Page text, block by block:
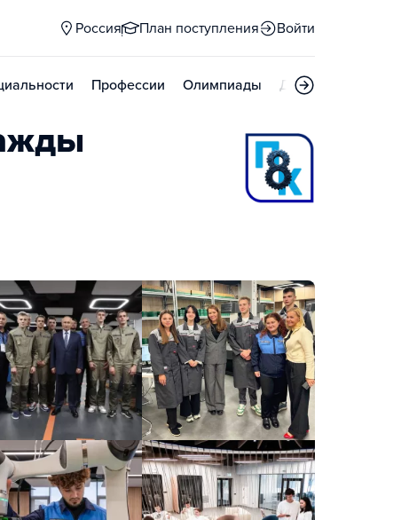
Россия План поступления Войти
Профессии Олимпиады Дни открытых